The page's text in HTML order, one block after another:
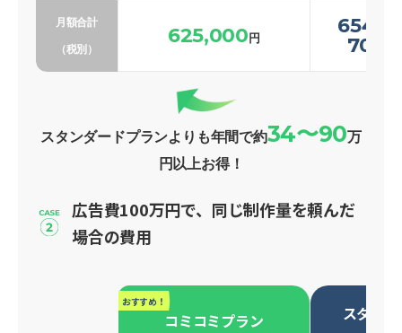
月額合計
（税別）
625,000円
スタンダードプランよりも年間で約34〜90万
円以上お得！
広告費100万円で、同じ制作量を頼んだ
場合の費用
おすすめ！
コミコミプラン スタン